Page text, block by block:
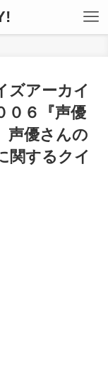
ズアーカイ
６『声優
声優さんの
関するクイ